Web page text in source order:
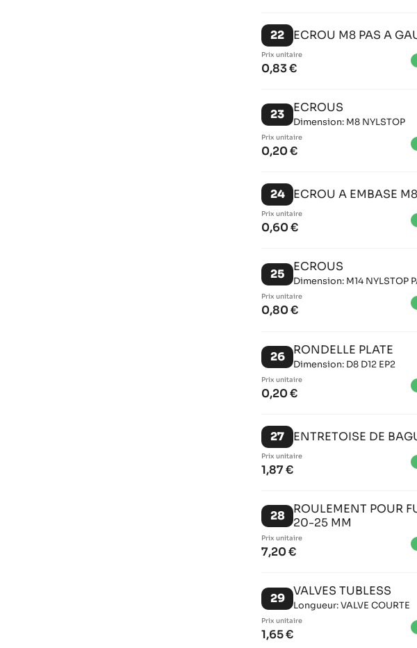
22 ECROU M8 PAS A
Prix ​​unitaire
0,83 €
23 ECROUS
Dimension: M8 NYLSTOP
Prix ​​unitaire
0,20 €
24 ECROU A EMBASE
Prix ​​unitaire
0,60 €
25 ECROUS
Dimension: M14 NYLSTOP
Prix ​​unitaire
0,80 €
26 RONDELLE PLATE
Dimension: D8 D12 EP2
Prix ​​unitaire
0,20 €
27 ENTRETOISE DE
Prix ​​unitaire
1,87 €
28
ROULEMENT POUR
20-25 MM
Prix ​​unitaire
7,20 €
29 VALVES TUBLESS
Longueur: VALVE COURTE
Prix ​​unitaire
1,65 €